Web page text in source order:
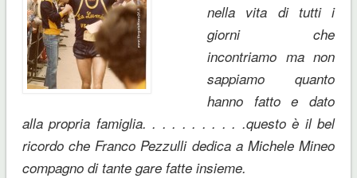
nella vita di tutti i
giorni che
incontriamo ma non
sappiamo quanto
hanno fatto e dato
alla propria famiglia. . . . . . . . . . .questo è il bel
ricordo che Franco Pezzulli dedica a Michele Mineo
compagno di tante gare fatte insieme.